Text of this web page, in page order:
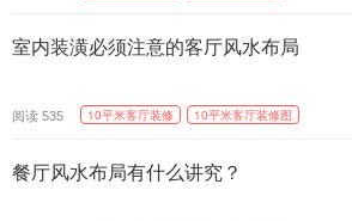
室内装潢必须注意的客厅风水布局
阅读 535 10平米客厅装修 10平米客厅装修图
餐厅风水布局有什么讲究？